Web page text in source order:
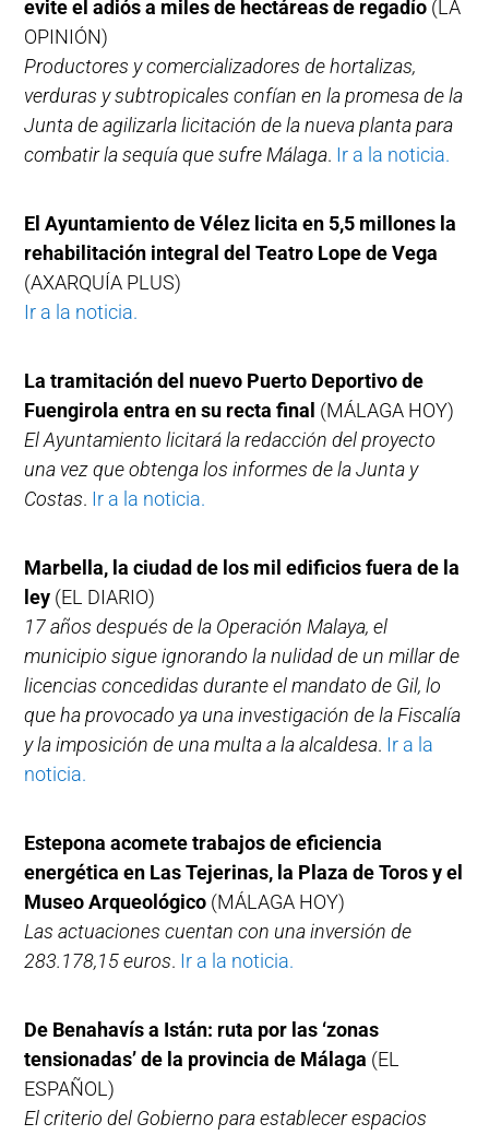
evite el adiós a miles de hectáreas de regadío (LA
OPINIÓN)
Productores y comercializadores de hortalizas,
verduras y subtropicales confían en la promesa de la
Junta de agilizarla licitación de la nueva planta para
combatir la sequía que sufre Málaga. Ir a la noticia.
El Ayuntamiento de Vélez licita en 5,5 millones la
rehabilitación integral del Teatro Lope de Vega
(AXARQUÍA PLUS)
Ir a la noticia.
La tramitación del nuevo Puerto Deportivo de
Fuengirola entra en su recta final (MÁLAGA HOY)
El Ayuntamiento licitará la redacción del proyecto
una vez que obtenga los informes de la Junta y
Costas. Ir a la noticia.
Marbella, la ciudad de los mil edificios fuera de la
ley (EL DIARIO)
17 años después de la Operación Malaya, el
municipio sigue ignorando la nulidad de un millar de
licencias concedidas durante el mandato de Gil, lo
que ha provocado ya una investigación de la Fiscalía
y la imposición de una multa a la alcaldesa. Ir a la
noticia.
Estepona acomete trabajos de eficiencia
energética en Las Tejerinas, la Plaza de Toros y el
Museo Arqueológico (MÁLAGA HOY)
Las actuaciones cuentan con una inversión de
283.178,15 euros. Ir a la noticia.
De Benahavís a Istán: ruta por las ‘zonas
tensionadas’ de la provincia de Málaga (EL
ESPAÑOL)
El criterio del Gobierno para establecer espacios